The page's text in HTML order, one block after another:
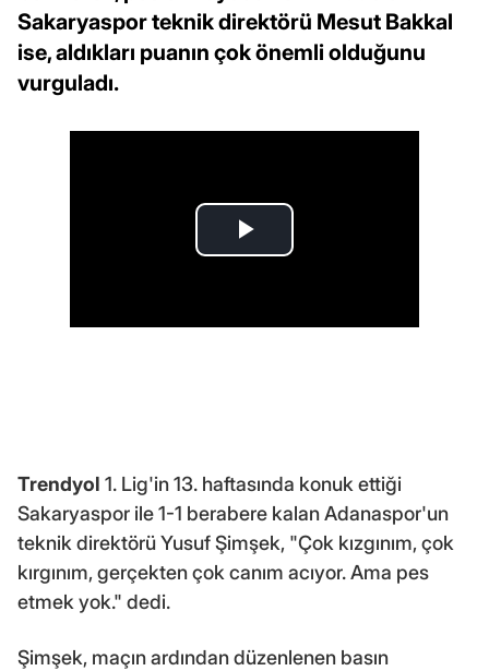
Sakaryaspor teknik direktörü Mesut Bakkal
ise, aldıkları puanın çok önemli olduğunu
vurguladı.
Trendyol 1. Lig'in 13. haftasında konuk ettiği
Sakaryaspor ile 1-1 berabere kalan Adanaspor'un
teknik direktörü Yusuf Şimşek, "Çok kızgınım, çok
kırgınım, gerçekten çok canım acıyor. Ama pes
etmek yok." dedi.
Şimşek, maçın ardından düzenlenen basın